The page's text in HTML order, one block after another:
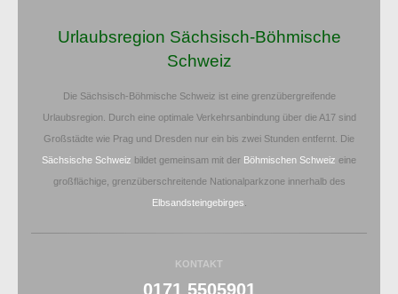
Urlaubsregion Sächsisch-Böhmische
Schweiz
Die Sächsisch-Böhmische Schweiz ist eine grenzübergreifende
Urlaubsregion. Durch eine optimale Verkehrsanbindung über die A17 sind
Großstädte wie Prag und Dresden nur ein bis zwei Stunden entfernt. Die
Sächsische Schweiz bildet gemeinsam mit der Böhmischen Schweiz eine
großflächige, grenzüberschreitende Nationalparkzone innerhalb des
Elbsandsteingebirges
KONTAKT
0171 5505901